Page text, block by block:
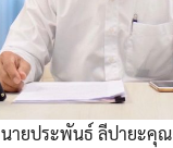
นายประพันธ์ ลีปายะคุณ